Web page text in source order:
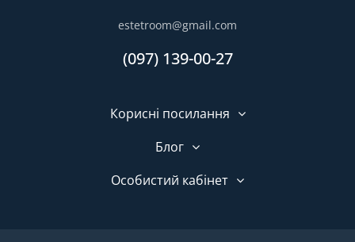
estetroom@gmail.com
(097) 139-00-27
Корисні посилання
Блог
Особистий кабінет